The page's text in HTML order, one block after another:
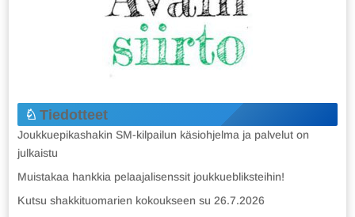
Tiedotteet
Joukkuepikashakin SM-kilpailun käsiohjelma ja palvelut on
julkaistu
Muistakaa hankkia pelaajalisenssit joukkuebliksteihin!
Kutsu shakkituomarien kokoukseen su 26.7.2026